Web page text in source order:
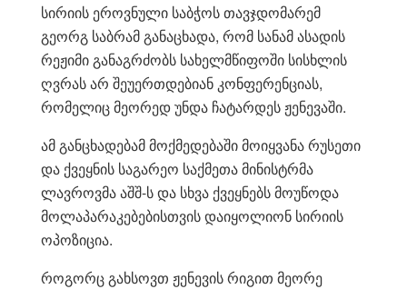
სირიის ეროვნული საბჭოს თავჯდომარემ
გეორგ საბრამ განაცხადა, რომ სანამ ასადის
რეჟიმი განაგრძობს სახელმწიფოში სისხლის
ღვრას არ შეუერთდებიან კონფერენციას,
რომელიც მეორედ უნდა ჩატარდეს ჟენევაში.
ამ განცხადებამ მოქმედებაში მოიყვანა რუსეთი
და ქვეყნის საგარეო საქმეთა მინისტრმა
ლავროვმა აშშ-ს და სხვა ქვეყნებს მოუწოდა
მოლაპარაკებებისთვის დაიყოლიონ სირიის
ოპოზიცია.
როგორც გახსოვთ ჟენევის რიგით მეორე